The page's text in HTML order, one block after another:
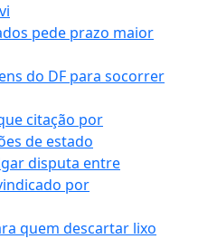
pede prazo maior
do DF para socorrer
citação por
de estado
disputa entre
por
quem descartar lixo